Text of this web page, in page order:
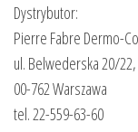
Dystrybutor:
Pierre Fabre Dermo-
ul. Belwederska 20/22,
00-762 Warszawa
tel. 22-559-63-60